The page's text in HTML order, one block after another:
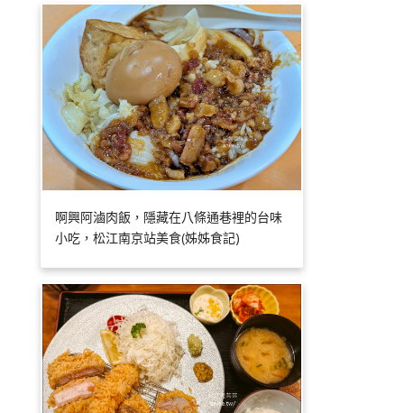
啊興阿滷肉飯，隱藏在八條通巷裡的台味
小吃，松江南京站美食(姊姊食記)